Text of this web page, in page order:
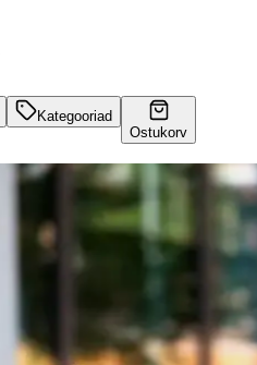
Kategooriad
Ostukorv